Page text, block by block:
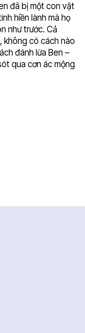
đã bị một con vật
hiền lành mà họ
như trước. Cả
không có cách nào
đánh lừa Ben –
qua cơn ác mộng